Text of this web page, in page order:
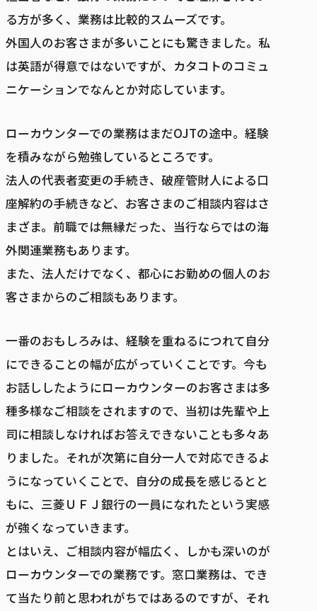
る方が多く、業務は比較的スムーズです。
外国人のお客さまが多いことにも驚きました。私
は英語が得意ではないですが、カタコトのコミュ
ニケーションでなんとか対応しています。
ローカウンターでの業務はまだOJTの途中。経験
を積みながら勉強しているところです。
法人の代表者変更の手続き、破産管財人による口
座解約の手続きなど、お客さまのご相談内容はさ
まざま。前職では無縁だった、当行ならではの海
外関連業務もあります。
また、法人だけでなく、都心にお勤めの個人のお
客さまからのご相談もあります。
一番のおもしろみは、経験を重ねるにつれて自分
にできることの幅が広がっていくことです。今も
お話ししたようにローカウンターのお客さまは多
種多様なご相談をされますので、当初は先輩や上
司に相談しなければお答えできないことも多々あ
りました。それが次第に自分一人で対応できるよ
うになっていくことで、自分の成長を感じるとと
もに、三菱ＵＦＪ銀行の一員になれたという実感
が強くなっていきます。
とはいえ、ご相談内容が幅広く、しかも深いのが
ローカウンターでの業務です。窓口業務は、でき
て当たり前と思われがちではあるのですが、それ